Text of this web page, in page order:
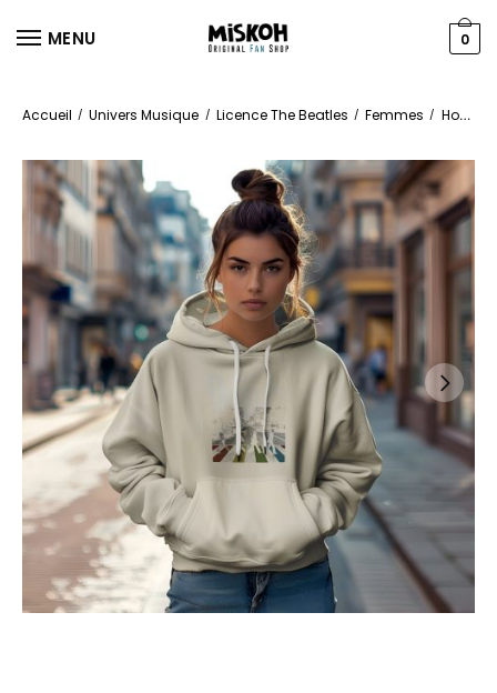
MENU 0
Accueil / Univers Musique / Licence The Beatles / Femmes / Hoodies